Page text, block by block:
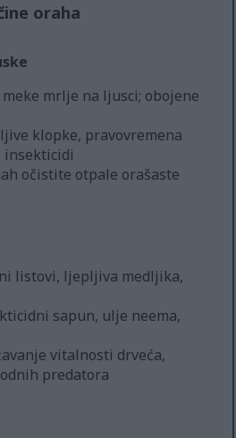
oraha
mrlje na ljusci; obojene
klopke, pravovremena
insekticidi
očistite otpale orašaste
listovi, ljepljiva medljika,
sapun, ulje neema,
vitalnosti drveća,
predatora